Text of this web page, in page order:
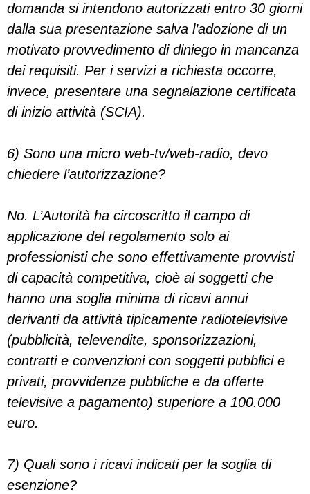
domanda si intendono autorizzati entro 30 giorni
dalla sua presentazione salva l’adozione di un
motivato provvedimento di diniego in mancanza
dei requisiti. Per i servizi a richiesta occorre,
invece, presentare una segnalazione certificata
di inizio attività (SCIA).
6) Sono una micro web-tv/web-radio, devo
chiedere l’autorizzazione?
No. L’Autorità ha circoscritto il campo di
applicazione del regolamento solo ai
professionisti che sono effettivamente provvisti
di capacità competitiva, cioè ai soggetti che
hanno una soglia minima di ricavi annui
derivanti da attività tipicamente radiotelevisive
(pubblicità, televendite, sponsorizzazioni,
contratti e convenzioni con soggetti pubblici e
privati, provvidenze pubbliche e da offerte
televisive a pagamento) superiore a 100.000
euro.
7) Quali sono i ricavi indicati per la soglia di
esenzione?